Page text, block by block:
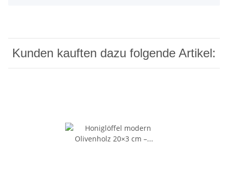
Kunden kauften dazu folgende Artikel: